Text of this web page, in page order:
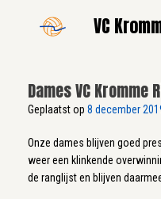
VC
Dames VC Kromme
Geplaatst op 8 december
Onze dames blijven goed
weer een klinkende
de ranglijst en blijven